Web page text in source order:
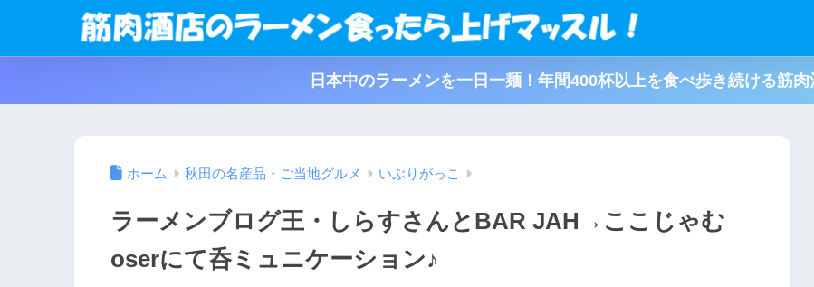
日本中のラーメンを一日一麺！年間400杯以上を食べ歩き続ける筋
ホーム 秋田の名産品・ご当地グルメ いぶりがっこ
ラーメンブログ王・しらすさんとBAR JAH→ここじゃむ
oserにて呑ミュニケーション♪